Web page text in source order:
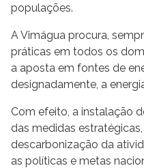
populações.
A Vimágua procura,
práticas em todos os
a aposta em fontes de
designadamente, a
Com efeito, a instalação
das medidas
descarbonização da
as políticas e metas